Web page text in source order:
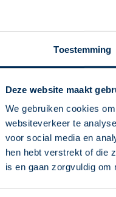
Toestemming
Deze website maakt
We gebruiken cookies
websiteverkeer te
voor social media en
hen hebt verstrekt of die
is en gaan zorgvuldig om
Alendroninezuur
Bij botontkalking
overgang en bij
Als u dit medicijn
om de botten
Neem de tablet of
rechtop zitten,
kan gaan ontsteken.
U kunt het beste